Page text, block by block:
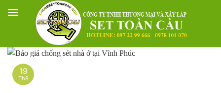
Skip
content
19
Th8